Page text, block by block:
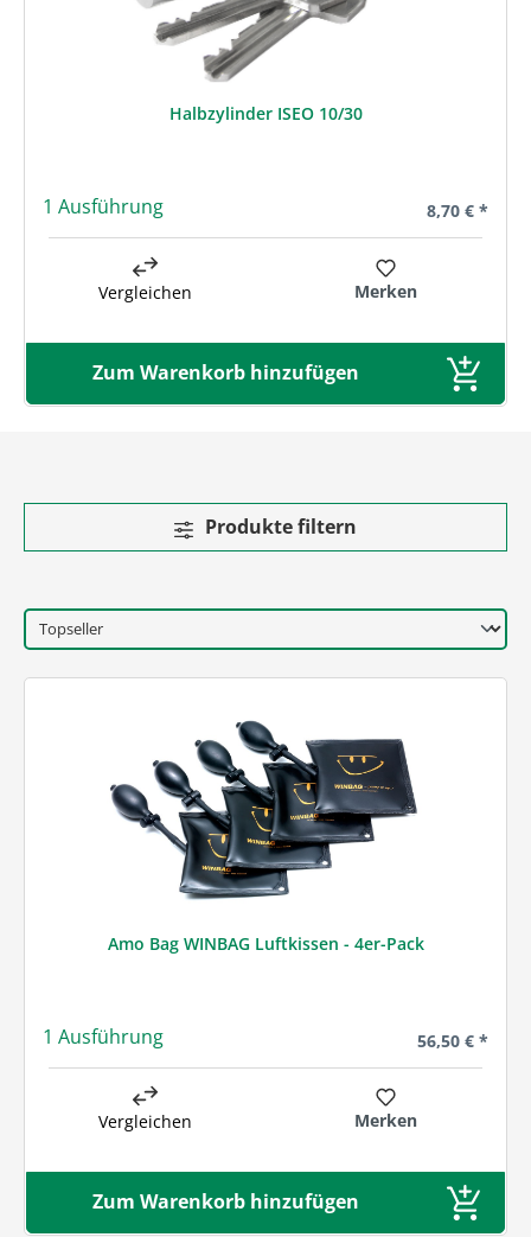
Halbzylinder ISEO 10/30
1 Ausführung Regulärer
8,70 € *
Vergleichen Merken
Zum Warenkorb hinzufügen
Produkte filtern
Amo Bag WINBAG Luftkissen - 4er-Pack
1 Ausführung Regulärer
56,50 € *
Vergleichen Merken
Zum Warenkorb hinzufügen